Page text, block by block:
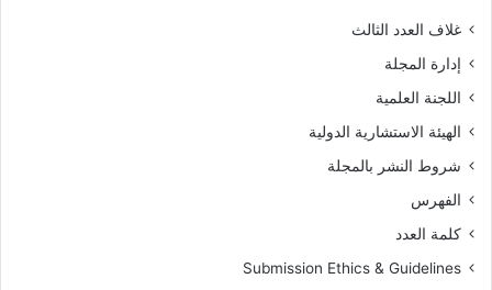
غلاف العدد الثالث
إدارة المجلة
اللجنة العلمية
الهيئة الاستشارية الدولية
شروط النشر بالمجلة
الفهرس
كلمة العدد
Submission Ethics & Guidelines